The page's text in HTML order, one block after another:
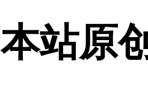
站原